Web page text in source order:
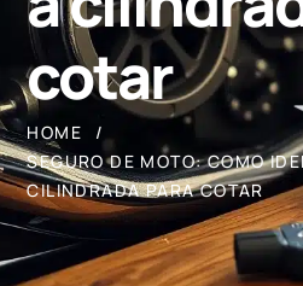
cotar
HOME
SEGURO DE MOTO: COMO
CILINDRADA PARA COTAR